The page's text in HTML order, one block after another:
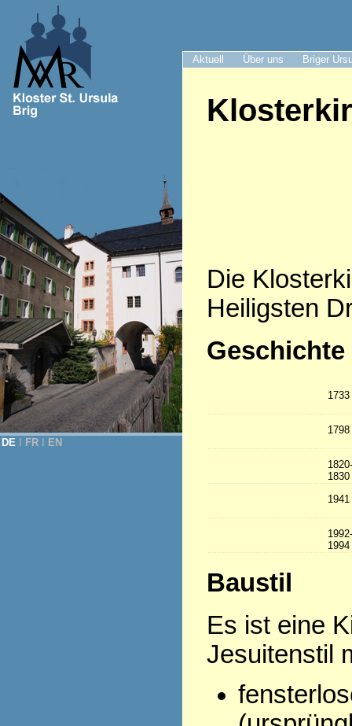
Aktuell Über uns Briger
DE FR EN
Die
Heiligsten
1733
1798
1820-
1830
1941
1992-
1994
Baustil
Es ist eine
Jesuitenstil